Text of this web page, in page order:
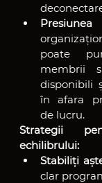
Presiunea
poate
membrii
disponibili
în afara
de lucru.
Strategii
echilibrului:
Stabiliți
clar